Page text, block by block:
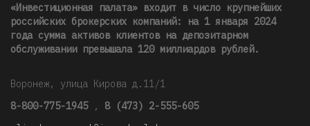
«Инвестиционная палата» входит в число крупнейших
российских брокерских компаний: на 1 января 2024
года сумма активов клиентов на депозитарном
обслуживании превышала 120 миллиардов рублей.
Воронеж, улица Кирова д.11/1
8-800-775-1945 , 8 (473) 2-555-605